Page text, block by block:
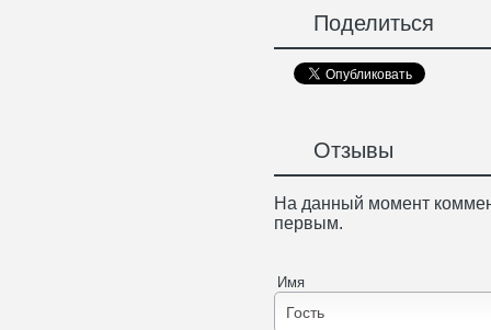
Поделиться
Отзывы
На данный момент
первым.
Имя